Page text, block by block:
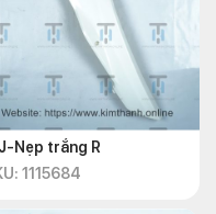
Nẹp trắng R
1115684